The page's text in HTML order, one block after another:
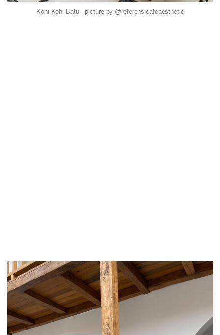
Kohi Kohi Batu - picture by @referensicafeaesthetic